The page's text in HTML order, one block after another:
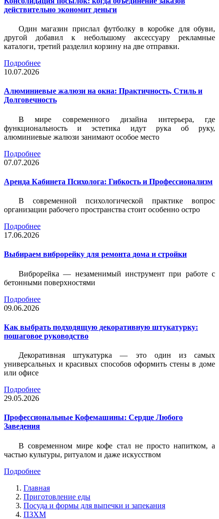
действительно экономит деньги
Один магазин прислал футболку в коробке для обуви,
другой добавил к небольшому аксессуару рекламные
каталоги, третий разделил корзину на две отправки.
Подробнее
10.07.2026
Алюминиевые жалюзи на окна: Практичность, Стиль и
Долговечность
В мире современного дизайна интерьера, где
функциональность и эстетика идут рука об руку,
алюминиевые жалюзи занимают особое место
Подробнее
07.07.2026
Аренда Кабинета Психолога: Гибкость и Профессионализм
В современной психологической практике вопрос
организации рабочего пространства стоит особенно остро
Подробнее
17.06.2026
Выбираем виброрейку для ремонта дома и стройки
Виброрейка — незаменимый инструмент при работе с
бетонными поверхностями
Подробнее
09.06.2026
Как выбрать подходящую декоративную штукатурку:
пошаговое руководство
Декоративная штукатурка — это один из самых
универсальных и красивых способов оформить стены в доме
или офисе
Подробнее
29.05.2026
Профессиональные Кофемашины: Сердце Любого
Заведения
В современном мире кофе стал не просто напитком, а
частью культуры, ритуалом и даже искусством
Подробнее
Главная
Приготовление еды
Посуда и формы для выпечки и запекания
ПЗХМ